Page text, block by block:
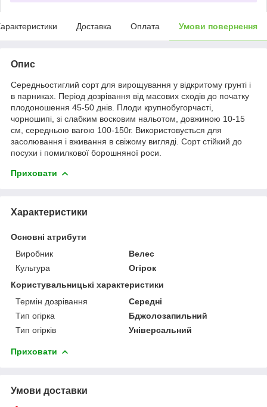
Доставка Оплата Умови повернення
Опис
Середньостиглий сорт для вирощування у відкритому грунті і
в парниках. Період дозрівання від масових сходів до початку
плодоношення 45-50 днів. Плоди крупнобугорчасті,
чорношипі, зі слабким восковим нальотом, довжиною 10-15
см, середньою вагою 100-150г. Використовується для
засолювання і вживання в свіжому вигляді. Сорт стійкий до
посухи і помилкової борошняної роси.
Приховати
Характеристики
Основні атрибути
Виробник
Велес
Культура
Огірок
Користувальницькі характеристики
Термін дозрівання
Середні
Тип огірка
Бджолозапильний
Тип огірків
Універсальний
Приховати
Умови доставки